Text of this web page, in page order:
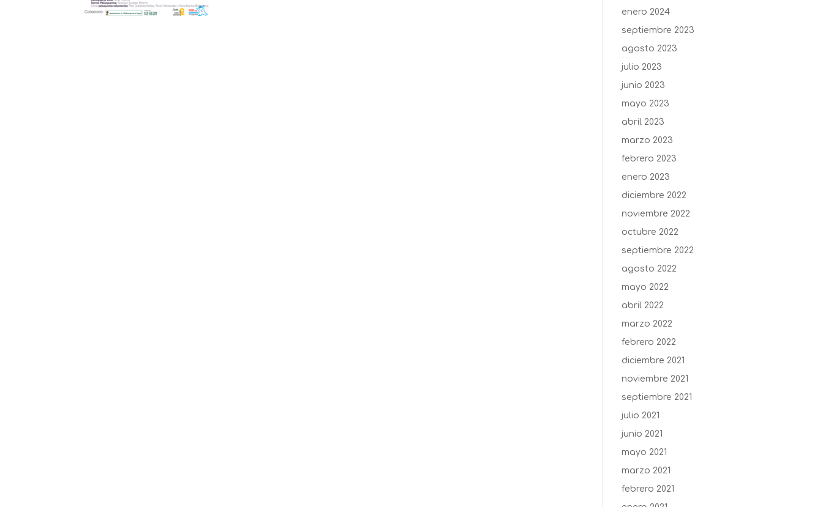
enero 2024
septiembre 2023
agosto 2023
julio 2023
junio 2023
mayo 2023
abril 2023
marzo 2023
febrero 2023
enero 2023
diciembre 2022
noviembre 2022
octubre 2022
septiembre 2022
agosto 2022
mayo 2022
abril 2022
marzo 2022
febrero 2022
diciembre 2021
noviembre 2021
septiembre 2021
julio 2021
junio 2021
mayo 2021
marzo 2021
febrero 2021